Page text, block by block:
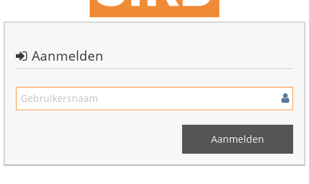
Aanmelden